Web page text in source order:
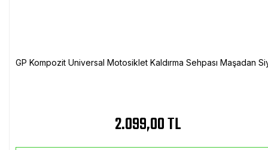
GP Kompozit Universal Motosiklet Kaldırma Sehpası Maşadan
2.099,00 TL